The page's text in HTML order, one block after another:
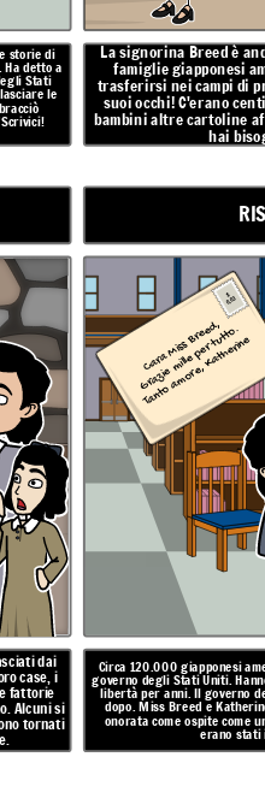
storie di
detto a
Stati
le
La signorina Breed è
famiglie giapponesi
trasferirsi nei campi di
suoi occhi! C'erano
bambini altre cartoline
hai
dai
case, i
fattorie
Alcuni si
tornati
Circa 120.000 giapponesi
governo degli Stati Uniti.
libertà per anni. Il governo
dopo. Miss Breed e
onorata come ospite come
erano stati
$0,03
Cara Miss Breed,
Gr
a
zi
e
mill
e
p
er t
utt
o.
T
a
nt
o
a
m
or
e,
K
at
h
eri
n
e